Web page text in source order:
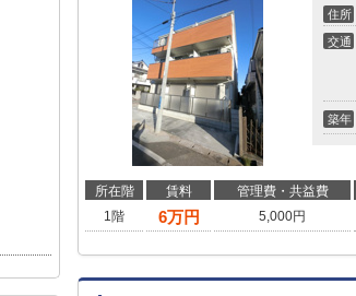
住所
交通
築年
所在階 賃料 管理費・共益費
1階
6万円 5,000円